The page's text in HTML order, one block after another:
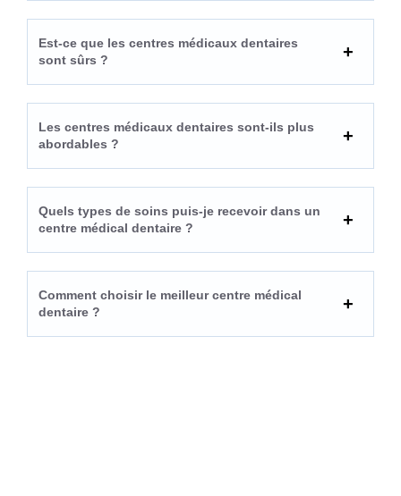
Est-ce que les centres médicaux dentaires
sont sûrs ?
Les centres médicaux dentaires sont-ils plus
abordables ?
Quels types de soins puis-je recevoir dans un
centre médical dentaire ?
Comment choisir le meilleur centre médical
dentaire ?